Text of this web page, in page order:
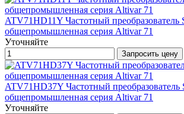
ATV71HD11Y Частотный преобразователь
общепромышленная серия Altivar 71
Уточняйте
Запросить цену
ATV71HD37Y Частотный преобразователь
общепромышленная серия Altivar 71
Уточняйте